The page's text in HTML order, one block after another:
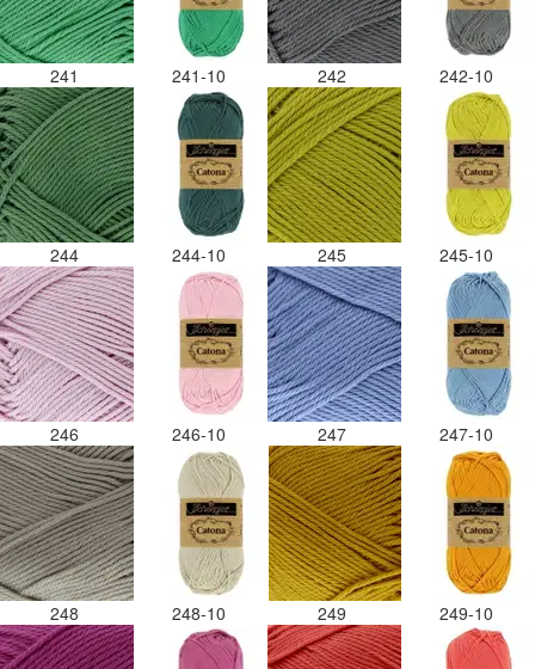
241 241-10 242 242-10
244 244-10 245 245-10
246 246-10 247 247-10
248 248-10 249 249-10